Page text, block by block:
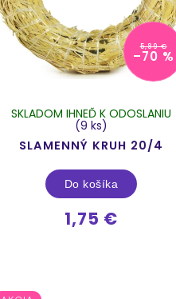
5,89 €
–70 %
SLAMENNÝ KRUH 20/4
SKLADOM IHNEĎ K ODOSLANIU
(9 ks)
1,75 €
Do košíka